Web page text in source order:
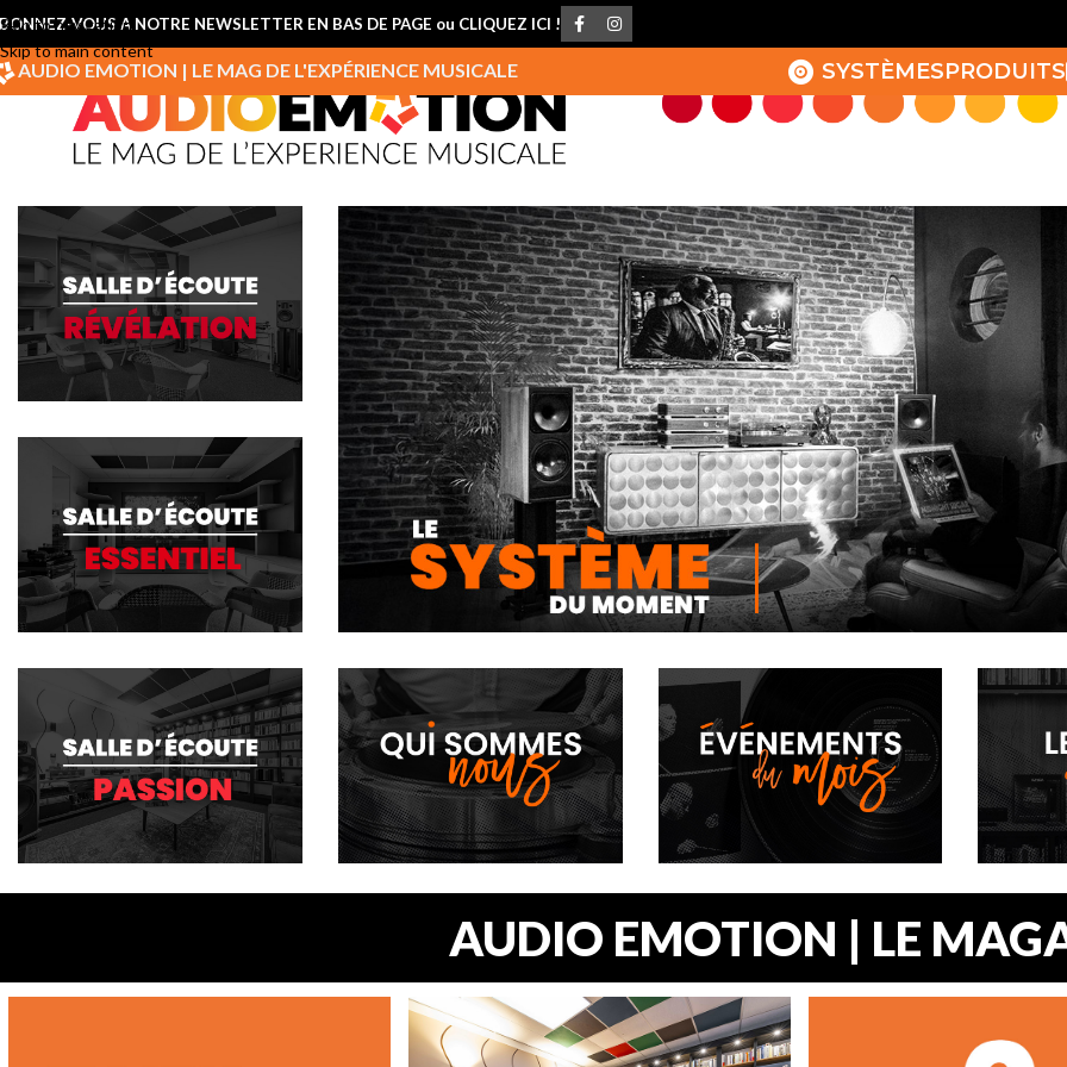
Skip to navigation
Skip to main content
VOUS A NOTRE NEWSLETTER EN BAS DE PAGE ou CLIQUEZ ICI !
AUDIO EMOTION | LE MAG DE L'EXPÉRIENCE MUSICALE SYSTÈMESPRODUITS
PLONGEZ AU CŒUR DE L’EXPÉRIENCE MUSICALE.
LA SECTION IMMERSIVE OÙ ENVIRONNEMENT ET
SYSTÈME D’ÉCOUTE SONT EN ADÉQUATION.
AUDIO EMOTION | LE